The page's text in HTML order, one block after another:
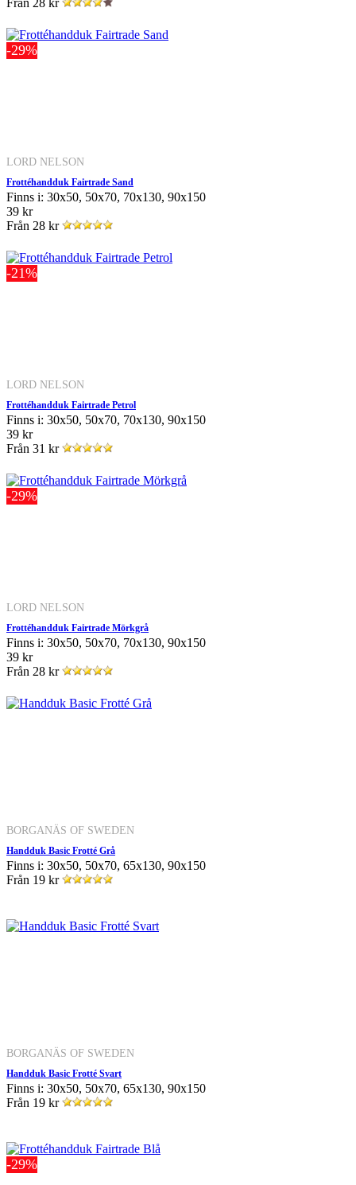
-29%
LORD NELSON
Frottéhandduk Fairtrade Sand
Finns i: 30x50, 50x70, 70x130, 90x150
39 kr
Från 28 kr
-21%
LORD NELSON
Frottéhandduk Fairtrade Petrol
Finns i: 30x50, 50x70, 70x130, 90x150
39 kr
Från 31 kr
-29%
LORD NELSON
Frottéhandduk Fairtrade Mörkgrå
Finns i: 30x50, 50x70, 70x130, 90x150
39 kr
Från 28 kr
BORGANÄS OF SWEDEN
Handduk Basic Frotté Grå
Finns i: 30x50, 50x70, 65x130, 90x150
Från 19 kr
BORGANÄS OF SWEDEN
Handduk Basic Frotté Svart
Finns i: 30x50, 50x70, 65x130, 90x150
Från 19 kr
-29%